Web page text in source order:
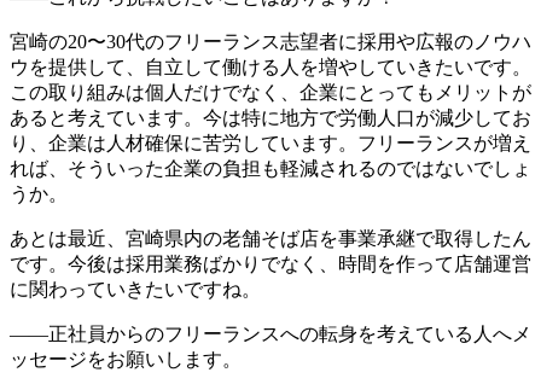
宮崎の20〜30代のフリーランス志望者に採用や広報のノウハ
ウを提供して、自立して働ける人を増やしていきたいです。
この取り組みは個人だけでなく、企業にとってもメリットが
あると考えています。今は特に地方で労働人口が減少してお
り、企業は人材確保に苦労しています。フリーランスが増え
れば、そういった企業の負担も軽減されるのではないでしょ
うか。
あとは最近、宮崎県内の老舗そば店を事業承継で取得したん
です。今後は採用業務ばかりでなく、時間を作って店舗運営
に関わっていきたいですね。
――正社員からのフリーランスへの転身を考えている人へメ
ッセージをお願いします。